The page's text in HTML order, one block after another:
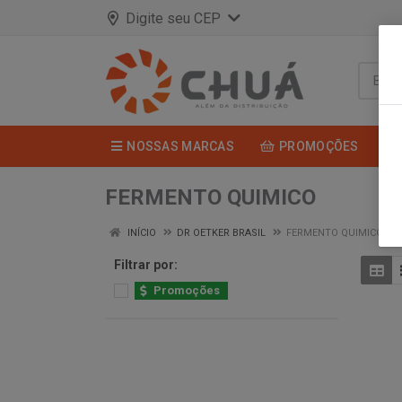
Digite seu CEP
NOSSAS MARCAS PROMOÇÕES
FERMENTO QUIMICO
INÍCIO DR OETKER BRASIL FERMENTO QUIMICO
Filtrar por:
Promoções